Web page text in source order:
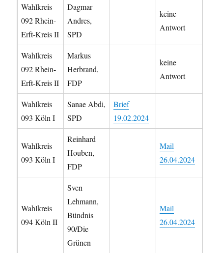
Wahlkreis
092 Rhein-
Erft-Kreis II
Dagmar
Andres,
SPD
keine
Antwort
Wahlkreis
092 Rhein-
Erft-Kreis II
Markus
Herbrand,
FDP
keine
Antwort
Wahlkreis
093 Köln I
Sanae Abdi,
SPD
Brief
19.02.2024
Wahlkreis
093 Köln I
Reinhard
Houben,
FDP
Mail
26.04.2024
Wahlkreis
094 Köln II
Sven
Lehmann,
Bündnis
90/Die
Grünen
Mail
26.04.2024